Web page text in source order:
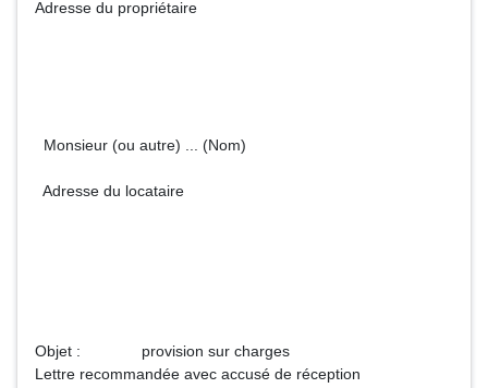
Adresse du propriétaire
Monsieur (ou autre) ... (Nom)
Adresse du locataire
Objet : provision sur charges
Lettre recommandée avec accusé de réception